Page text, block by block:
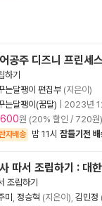
공주 디즈니 프린세
하기
는달팽이 편집부 (지은이)
는달팽이(꿈달)
2023년
원 (20% 할인 / 720원)
자배송 밤 11시 잠들기전
따서 조립하기 : 대
조립하기
미
정승혁 (지은이), 김민정